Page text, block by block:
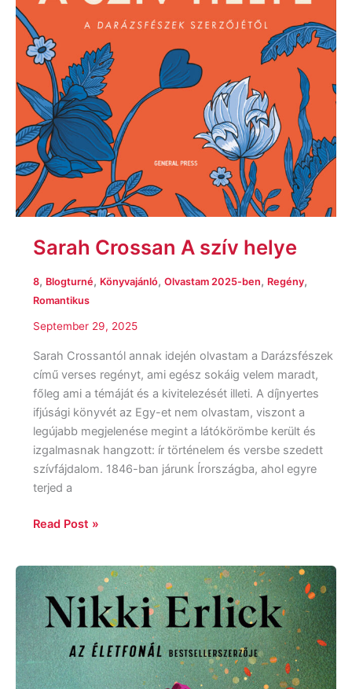
Sarah Crossan A szív helye
8, Blogturné, Könyvajánló, Olvastam 2025-ben, Regény,
Romantikus
September 29, 2025
Sarah Crossantól annak idején olvastam a Darázsfészek
című verses regényt, ami egész sokáig velem maradt,
főleg ami a témáját és a kivitelezését illeti. A díjnyertes
ifjúsági könyvét az Egy-et nem olvastam, viszont a
legújabb megjelenése megint a látókörömbe került és
izgalmasnak hangzott: ír történelem és versbe szedett
szívfájdalom. 1846-ban járunk Írországba, ahol egyre
terjed a
Read Post »
Nikki
Erlick:
Pipacsmező